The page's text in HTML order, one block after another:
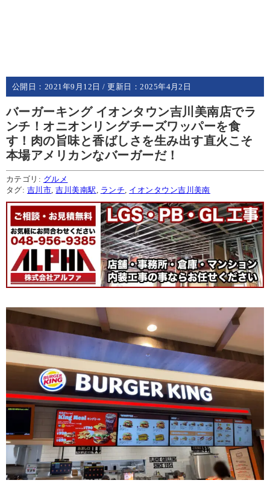
公開日： 2021年9月12日 / 更新日：2025年4月2日
バーガーキング イオンタウン吉川美南店でラ
ンチ！オニオンリングチーズワッパーを食
す！肉の旨味と香ばしさを生み出す直火こそ
本場アメリカンなバーガーだ！
カテゴリ: グルメ
タグ: 吉川市,吉川美南駅, ランチ, イオンタウン吉川美南